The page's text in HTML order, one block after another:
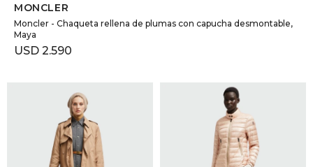
MONCLER
Moncler - Chaqueta rellena de plumas con capucha desmontable,
Maya
USD 2.590